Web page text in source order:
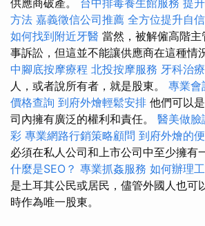
供應商破產。 台中排毒養生館服務 提
方法 嘉義徵信公司推薦 全方位提升自
如何找到附近牙醫 當然，被解僱高階
事訴訟，但這並不能讓供應商在這種情
中腳底按摩療程 北投按摩服務 牙科治
人，或者說所有者，就是股東。 專業會
價格查詢 到府外燴輕鬆安排 他們可以
司內擁有廣泛的權利和責任。 醫美做臉
彩 專業網路行銷策略顧問 到府外燴的
必須在私人公司和上市公司中至少擁有
什麼是SEO？ 專業抓姦服務 如何辦理
是土耳其公民或居民，儘管外國人也可
時作為唯一股東。